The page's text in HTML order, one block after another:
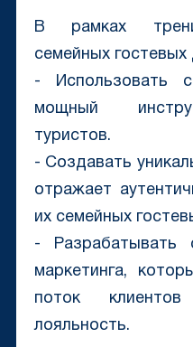
В рамках
семейных гостевых
- Использовать
мощный
туристов.
- Создавать
отражает
их семейных
- Разрабатывать
маркетинга,
поток
лояльность.